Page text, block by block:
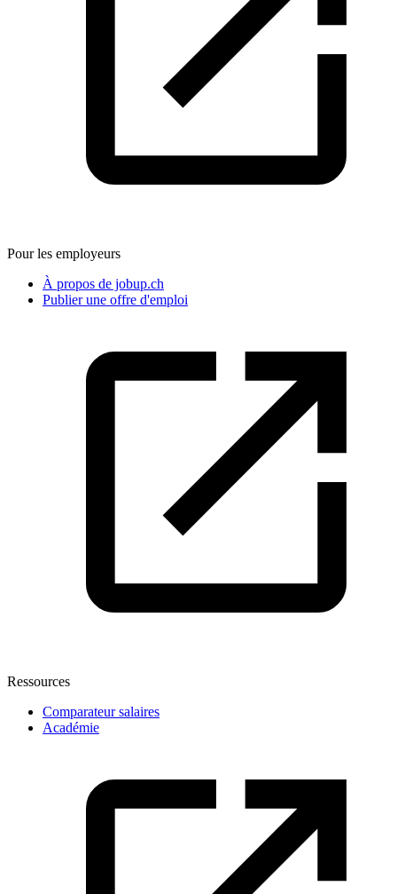
Pour les employeurs
À propos de jobup.ch
Publier une offre d'emploi
Ressources
Comparateur salaires
Académie